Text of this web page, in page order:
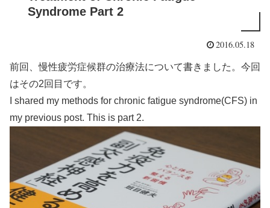
Syndrome Part 2
2016.05.18
前回、慢性疲労症候群の治療法について書きました。今回
はその2回目です。
I shared my methods for chronic fatigue syndrome(CFS) in
my previous post. This is part 2.